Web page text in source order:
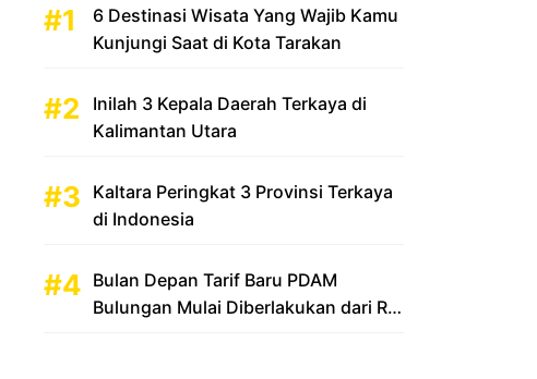
6 Destinasi Wisata Yang Wajib Kamu
Kunjungi Saat di Kota Tarakan
Inilah 3 Kepala Daerah Terkaya di
Kalimantan Utara
Kaltara Peringkat 3 Provinsi Terkaya
di Indonesia
Bulan Depan Tarif Baru PDAM
Bulungan Mulai Diberlakukan dari Rp